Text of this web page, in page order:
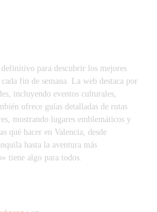
para descubrir los mejores
fin de semana. La web destaca por
incluyendo eventos culturales,
ofrece guías detalladas de rutas
mostrando lugares emblemáticos y
qué hacer en Valencia, desde
hasta la aventura más
tiene algo para todos.